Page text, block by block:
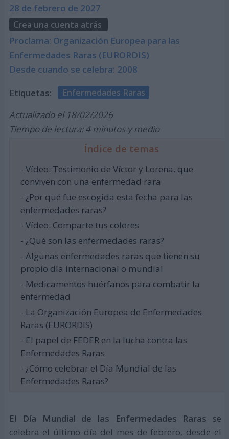
28 de febrero de 2027
Crea una cuenta atrás
Proclama: Organización Europea para las
Enfermedades Raras (EURORDIS)
Desde cuando se celebra: 2008
Etiquetas: Enfermedades Raras
Actualizado el 18/02/2026
Tiempo de lectura: 4 minutos y medio
Índice de temas
- Vídeo: Testimonio de Víctor y Lorena, que
conviven con una enfermedad rara
- ¿Por qué fue escogida esta fecha para las
enfermedades raras?
- Vídeo: Comparte tus colores
- ¿Qué son las enfermedades raras?
- Algunas enfermedades raras que tienen su
propio día internacional o mundial
- Medicamentos huérfanos para combatir la
enfermedad
- La Organización Europea de Enfermedades
Raras (EURORDIS)
- El papel de FEDER en la lucha contra las
Enfermedades Raras
- ¿Cómo celebrar el Día Mundial de las
Enfermedades Raras?
El Día Mundial de las Enfermedades Raras se
celebra el último día del mes de febrero, desde el